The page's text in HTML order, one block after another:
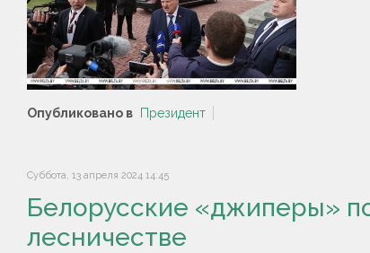
Опубликовано в Президент
Суббота, 13 апреля 2024 14:45
Белорусские «джиперы»
лесничестве